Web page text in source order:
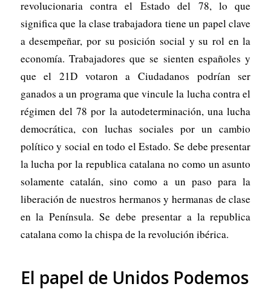
revolucionaria contra el Estado del 78, lo que
significa que la clase trabajadora tiene un papel clave
a desempeñar, por su posición social y su rol en la
economía. Trabajadores que se sienten españoles y
que el 21D votaron a Ciudadanos podrían ser
ganados a un programa que vincule la lucha contra el
régimen del 78 por la autodeterminación, una lucha
democrática, con luchas sociales por un cambio
político y social en todo el Estado. Se debe presentar
la lucha por la republica catalana no como un asunto
solamente catalán, sino como a un paso para la
liberación de nuestros hermanos y hermanas de clase
en la Península. Se debe presentar a la republica
catalana como la chispa de la revolución ibérica.
El papel de Unidos Podemos